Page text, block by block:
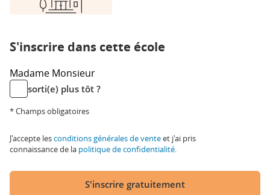
S'inscrire dans cette école
Madame Monsieur
sorti(e) plus tôt ?
* Champs obligatoires
J'accepte lesconditions générales de venteet j'ai pris
connaissance de la politique de confidentialité.
S'inscrire gratuitement